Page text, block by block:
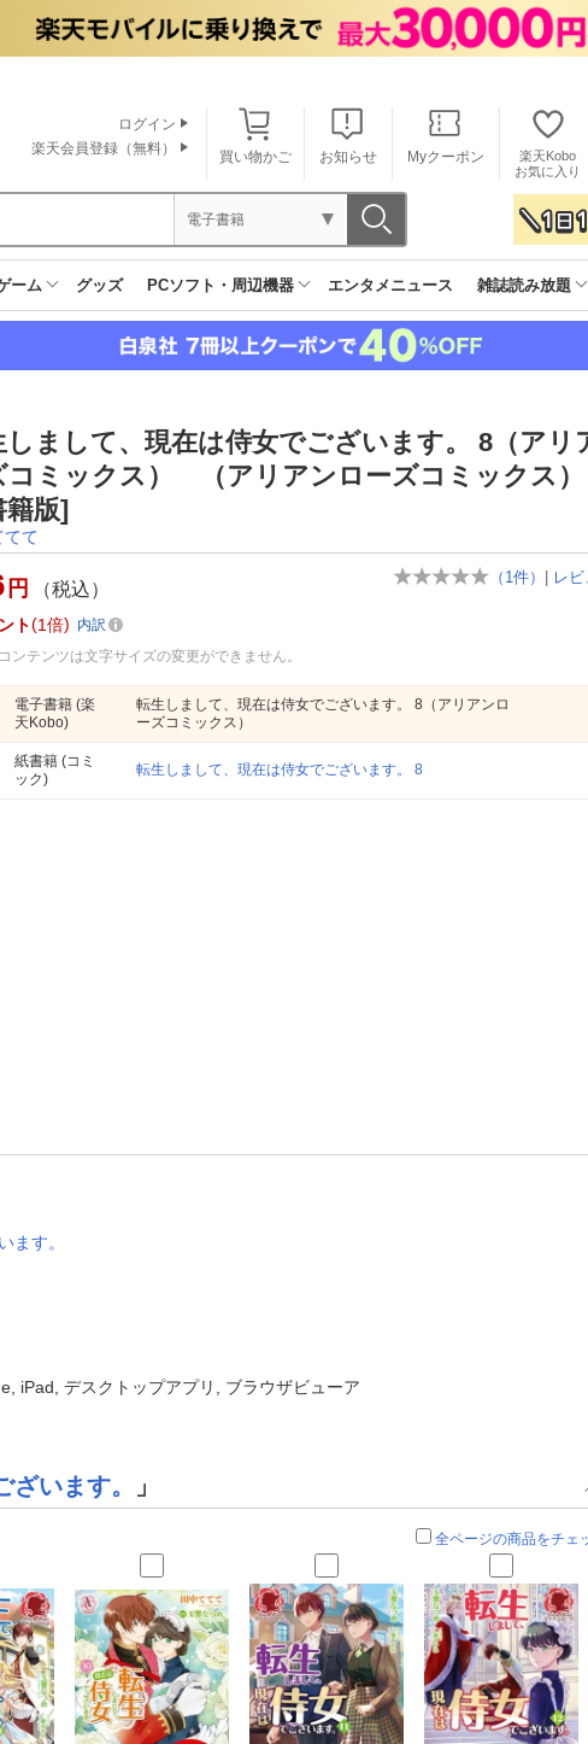
買い物かご お知らせ Myクーポン
楽天Kobo
お気に入り
ログイン
楽天会員登録（無料）
電子書籍
ーム グッズ PCソフト・周辺機器 エンタメニュース 雑誌読み放題
しまして、現在は侍女でございます。 8（アリ
コミックス） （アリアンローズコミックス
籍版]
てて
（ 1件） レビ
円 （税込）
ト 1倍
内訳
ンテンツは文字サイズの変更ができません。
電子書籍 (楽
天Kobo)
転生しまして、現在は侍女でございます。 8（アリアンロ
ーズコミックス）
紙書籍 (コミ
ック)
転生しまして、現在は侍女でございます。 8
ます。
iPad, デスクトップアプリ, ブラウザビューア
います。 」
全ページの商品をチェ